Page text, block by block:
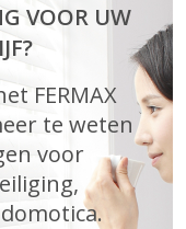
VOOR UW
FERMAX
te weten
voor